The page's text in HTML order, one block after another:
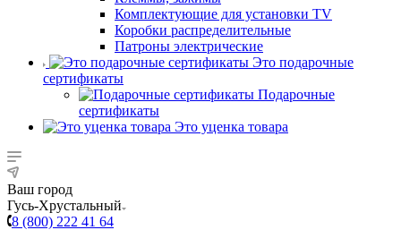
Комплектующие для установки TV
Коробки распределительные
Патроны электрические
Это подарочные
сертификаты
Подарочные
сертификаты
Это уценка товара
Ваш город
Гусь-Хрустальный
8 (800) 222 41 64